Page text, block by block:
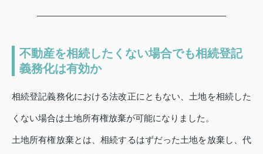
不動産を相続したくない場合でも相続登記
義務化は有効か
相続登記義務化における法改正にともない、土地を相続した
くない場合は土地所有権放棄が可能になりました。
土地所有権放棄とは、相続するはずだった土地を放棄し、代